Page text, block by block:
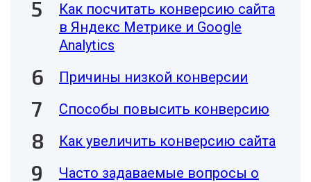
Как посчитать конверсию сайта
в Яндекс Метрике и Google
Analytics
Причины низкой конверсии
Способы повысить конверсию
Как увеличить конверсию сайта
Часто задаваемые вопросы о